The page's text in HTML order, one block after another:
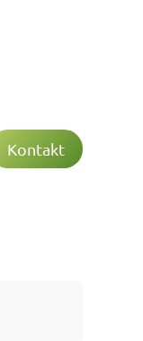
Kontakt